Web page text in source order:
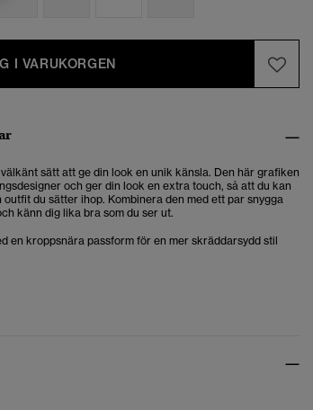
I VARUKORGEN
sätt att ge din look en unik känsla. Den här grafiken
och ger din look en extra touch, så att du kan
du sätter ihop. Kombinera den med ett par snygga
känn dig lika bra som du ser ut.
en kroppsnära passform för en mer skräddarsydd stil